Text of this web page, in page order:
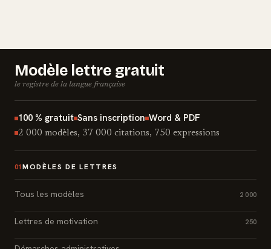
Modèle lettre gratuit
le registre de la langue française
100 % gratuit Sans inscription Word & PDF
2 000 modèles, 37 000 citations, 750 expressions
01 MODÈLES DE LETTRES
Tous les modèles 2 000
Lettres de motivation 250